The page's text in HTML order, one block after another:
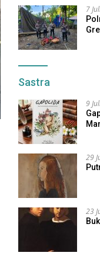
7
Sastra
9
29
23